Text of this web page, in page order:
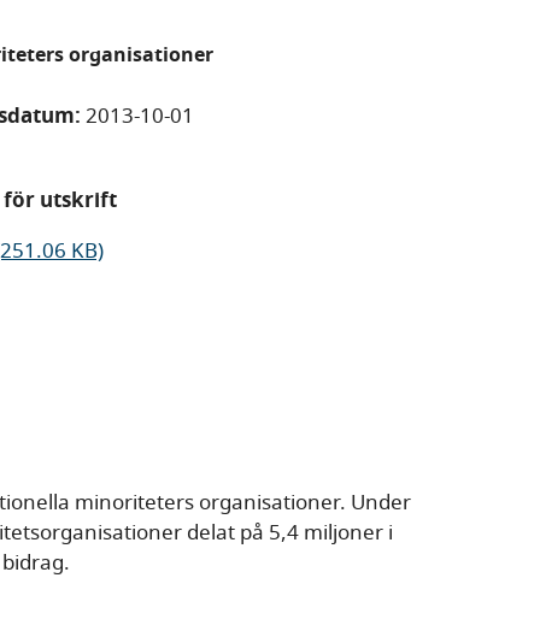
organisationer
2013-10-01
för utskrift
KB)
minoriteters organisationer. Under
delat på 5,4 miljoner i